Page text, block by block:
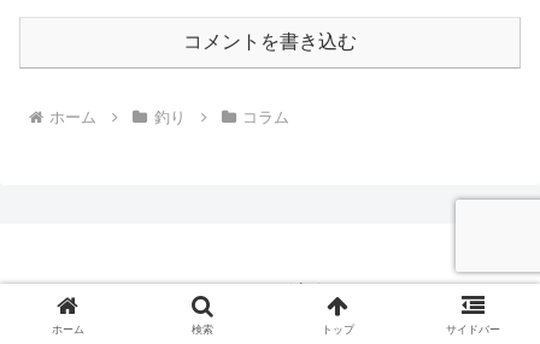
コメントを書き込む
ホーム 釣り コラム
クソフィッシングドットコム
© 2018 クソフィッシングドットコム.
ホーム 検索 トップ サイドバー